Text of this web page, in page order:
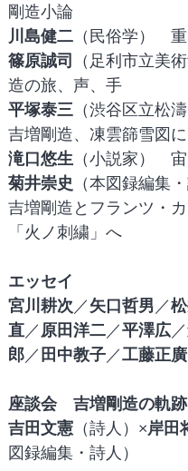
剛造小論
川島健二（民俗学） 重
篠原誠司 （足利市立美
造の旅、声、手
平塚泰三 （渋谷区立松
吉増剛造、凍雲篩雪図
滝口悠生 （小説家）
菊井崇史 （本図録編集・
吉増剛造とフランツ・
「火ノ刺繍」へ
エッセイ
宮川耕次 ／矢口哲男 ／
直／ 原田洋二／平澤広／
郎／ 田中教子／工藤正廣
座談会 吉増剛造の軌跡
吉田文憲（詩人）×岸田
図録編集・詩人）